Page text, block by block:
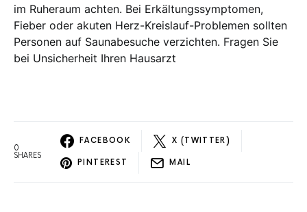
im Ruheraum achten. Bei Erkältungssymptomen,
Fieber oder akuten Herz-Kreislauf-Problemen sollten
Personen auf Saunabesuche verzichten. Fragen Sie
bei Unsicherheit Ihren Hausarzt
0
SHARES
FACEBOOK X (TWITTER)
PINTEREST MAIL